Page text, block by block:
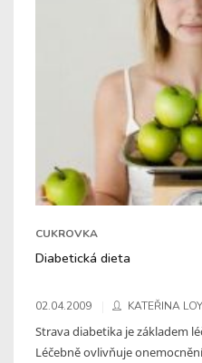
CUKROVKA
Diabetická dieta
02.04.2009 KATEŘINA
Strava diabetika je základem
Léčebně ovlivňuje